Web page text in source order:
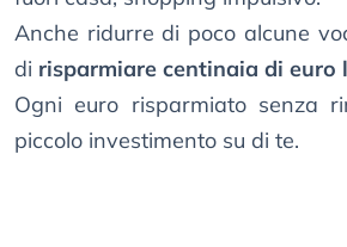
Anche ridurre di poco alcune
di risparmiare centinaia di euro
Ogni euro risparmiato senza
piccolo investimento su di te.